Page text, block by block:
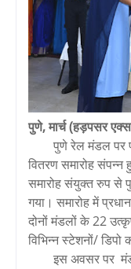
पुणे, मार्च (हड़पसर
पुणे रेल मंडल पर
वितरण समारोह
समारोह संयुक्त रुप से
गया। समारोह में
दोनों मंडलों के 22
विभिन्न स्टेशनों/ डिपो
इस अवसर पर